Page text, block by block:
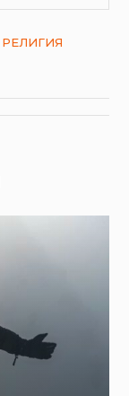
РЕЛИГИЯ